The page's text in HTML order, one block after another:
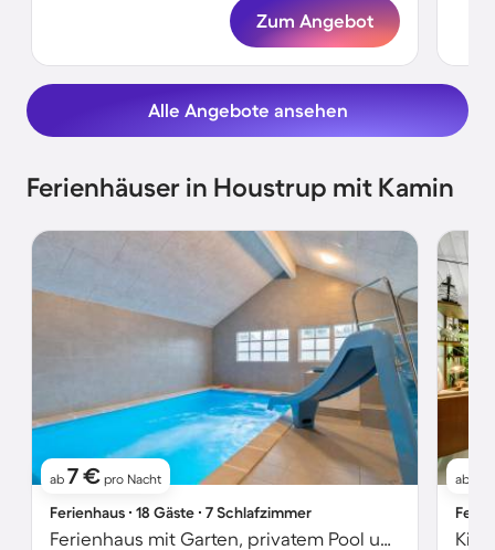
Zum Angebot
Alle Angebote ansehen
Ferienhäuser in Houstrup mit Kamin
ab 7 € pro Nacht
Ferienhaus ∙ 18 Gäste ∙ 7 Schlafzimmer
Ferienhaus mit Garten, privatem Pool und Sauna
ab